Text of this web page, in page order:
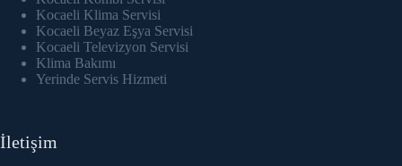
Hacklink Panel
Hacklink panel
Hacklink panel
Hacklink panel
Kocaeli Klima Servisi
Kocaeli Beyaz Eşya Servisi
Kocaeli Televizyon Servisi
Klima Bakımı
Yerinde Servis Hizmeti
İletişim